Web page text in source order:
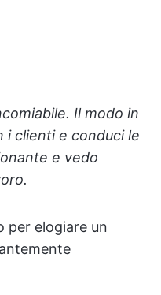
Il modo in
i clienti e conduci le
e vedo
per elogiare un